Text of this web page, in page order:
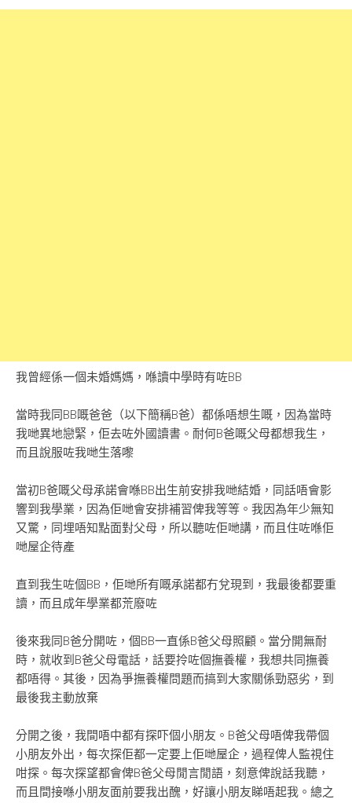
我曾經係一個未婚媽媽，喺讀中學時有咗BB
當時我同BB嘅爸爸（以下簡稱B爸）都係唔想生嘅，因為當時
我哋異地戀緊，佢去咗外國讀書。耐何B爸嘅父母都想我生，
而且說服咗我哋生落嚟
當初B爸嘅父母承諾會喺BB出生前安排我哋結婚，同話唔會影
響到我學業，因為佢哋會安排補習俾我等等。我因為年少無知
又驚，同埋唔知點面對父母，所以聽咗佢哋講，而且住咗喺佢
哋屋企待產
直到我生咗個BB，佢哋所有嘅承諾都冇兌現到，我最後都要重
讀，而且成年學業都荒廢咗
後來我同B爸分開咗，個BB一直係B爸父母照顧。當分開無耐
時，就收到B爸父母電話，話要拎咗個撫養權，我想共同撫養
都唔得。其後，因為爭撫養權問題而搞到大家關係勁惡劣，到
最後我主動放棄
分開之後，我間唔中都有探吓個小朋友。B爸父母唔俾我帶個
小朋友外出，每次探佢都一定要上佢哋屋企，過程俾人監視住
咁探。每次探望都會俾B爸父母閒言閒語，刻意俾說話我聽，
而且間接喺小朋友面前要我出醜，好讓小朋友睇唔起我。總之